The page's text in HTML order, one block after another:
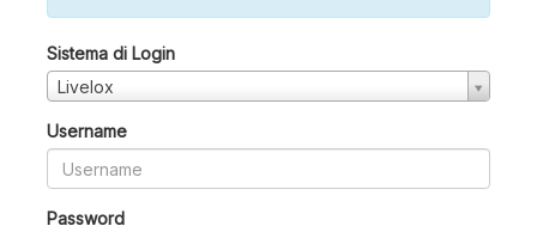
Sistema di Login
Livelox
Username
Password